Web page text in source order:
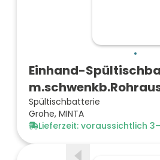
Einhand-
Spültischbatterie
Grohe, MINTA
Lieferzeit: voraussichtlich